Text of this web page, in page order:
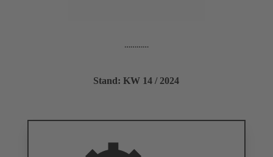
…………
Stand: KW 14 / 2024